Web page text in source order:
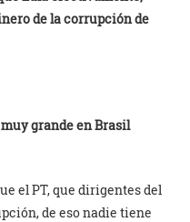
de la corrupción de
grande en Brasil
el PT, que dirigentes del
de eso nadie tiene